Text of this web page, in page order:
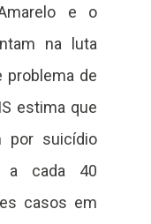
e o
na luta
problema de
estima que
por suicídio
a cada 40
casos em